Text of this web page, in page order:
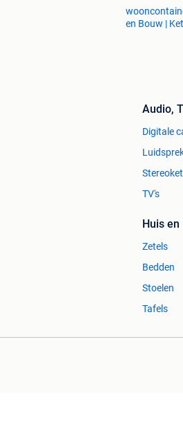
en Bouw |
Audio,
Digitale
TV's
Huis
Zetels
Bedden
Stoelen
Tafels